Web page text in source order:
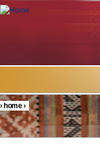
Skip to main content
You are here
›home›